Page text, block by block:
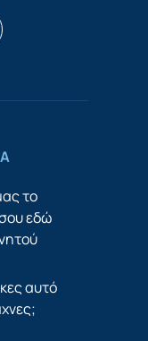
το
εδώ
αυτό